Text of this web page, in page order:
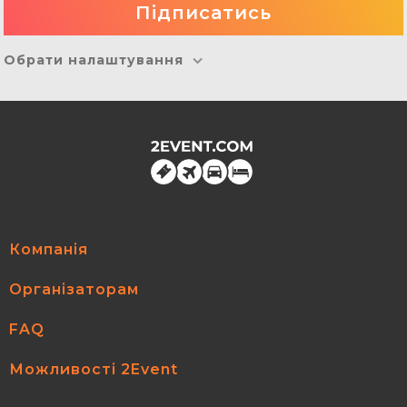
Обрати налаштування
Компанія
Організаторам
FAQ
Можливості 2Event